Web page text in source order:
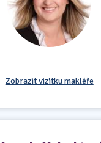
Zobrazit vizitku makléře